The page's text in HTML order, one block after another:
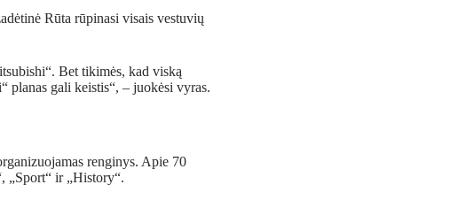
Rūta rūpinasi visais vestuvių
Bet tikimės, kad viską
planas gali keistis“, – juokėsi vyras.
renginys. Apie 70
„Sport“ ir „History“.